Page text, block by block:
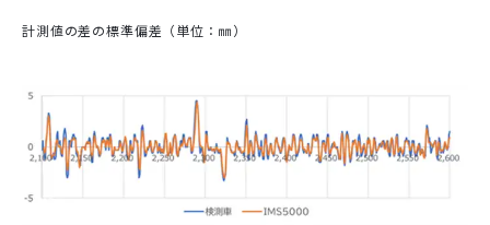
計測値の差の標準偏差（単位：㎜）